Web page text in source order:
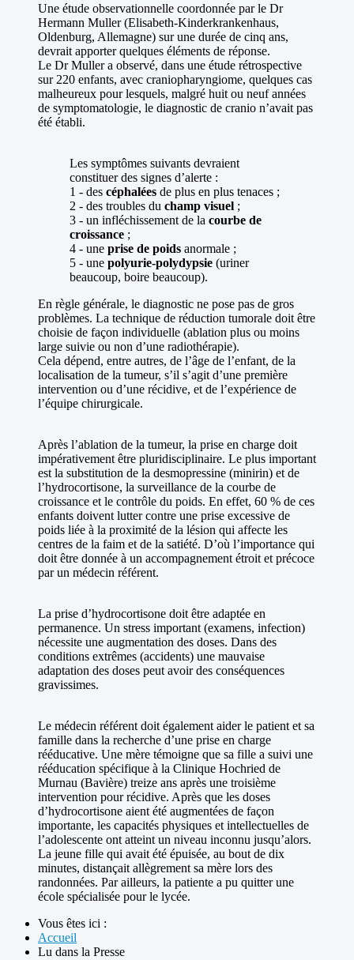
Une étude observationnelle coordonnée par le Dr
Hermann Muller (Elisabeth-Kinderkrankenhaus,
Oldenburg, Allemagne) sur une durée de cinq ans,
devrait apporter quelques éléments de réponse.
Le Dr Muller a observé, dans une étude rétrospective
sur 220 enfants, avec craniopharyngiome, quelques cas
malheureux pour lesquels, malgré huit ou neuf années
de symptomatologie, le diagnostic de cranio n’avait pas
été établi.
Les symptômes suivants devraient
constituer des signes d’alerte :
1 - des céphalées de plus en plus tenaces ;
2 - des troubles du champ visuel ;
3 - un infléchissement de la courbe de
croissance ;
4 - une prise de poids anormale ;
5 - une polyurie-polydypsie (uriner
beaucoup, boire beaucoup).
En règle générale, le diagnostic ne pose pas de gros
problèmes. La technique de réduction tumorale doit être
choisie de façon individuelle (ablation plus ou moins
large suivie ou non d’une radiothérapie).
Cela dépend, entre autres, de l’âge de l’enfant, de la
localisation de la tumeur, s’il s’agit d’une première
intervention ou d’une récidive, et de l’expérience de
l’équipe chirurgicale.
Après l’ablation de la tumeur, la prise en charge doit
impérativement être pluridisciplinaire. Le plus important
est la substitution de la desmopressine (minirin) et de
l’hydrocortisone, la surveillance de la courbe de
croissance et le contrôle du poids. En effet, 60 % de ces
enfants doivent lutter contre une prise excessive de
poids liée à la proximité de la lésion qui affecte les
centres de la faim et de la satiété. D’où l’importance qui
doit être donnée à un accompagnement étroit et précoce
par un médecin référent.
La prise d’hydrocortisone doit être adaptée en
permanence. Un stress important (examens, infection)
nécessite une augmentation des doses. Dans des
conditions extrêmes (accidents) une mauvaise
adaptation des doses peut avoir des conséquences
gravissimes.
Le médecin référent doit également aider le patient et sa
famille dans la recherche d’une prise en charge
rééducative. Une mère témoigne que sa fille a suivi une
rééducation spécifique à la Clinique Hochried de
Murnau (Bavière) treize ans après une troisième
intervention pour récidive. Après que les doses
d’hydrocortisone aient été augmentées de façon
importante, les capacités physiques et intellectuelles de
l’adolescente ont atteint un niveau inconnu jusqu’alors.
La jeune fille qui avait été épuisée, au bout de dix
minutes, distançait allègrement sa mère lors des
randonnées. Par ailleurs, la patiente a pu quitter une
école spécialisée pour le lycée.
Vous êtes ici :
Accueil
Lu dans la Presse